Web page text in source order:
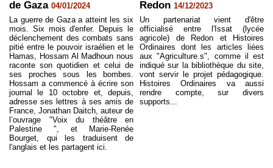
de Gaza 04/01/2024
La guerre de Gaza a atteint les six
mois. Six mois d'enfer. Depuis le
déclenchement des combats sans
pitié entre le pouvoir israélien et le
Hamas, Hossam Al Madhoun nous
raconte son quotidien et celui de
ses proches sous les bombes.
Hossam a commencé à écrire son
journal le 10 octobre et, depuis,
adresse ses lettres à ses amis de
France, Jonathan Daitch, auteur de
l’ouvrage "Voix du théâtre en
Palestine ", et Marie-Renée
Bourget, qui les traduisent de
l'anglais et les partagent ici.
Redon 14/12/2023
Un partenariat vient d'être
officialisé entre l'Issat (lycée
agricole) de Redon et Histoires
Ordinaires dont les articles liées
aux "Agriculture.s", comme il est
indiqué sur la bibliothèque du site,
vont servir le projet pédagogique.
Histoires Ordinaires va aussi
rendre compte, sur divers
supports...